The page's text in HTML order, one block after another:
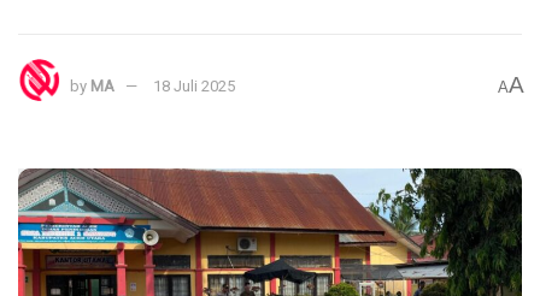
by MA 18 Juli 2025 AA